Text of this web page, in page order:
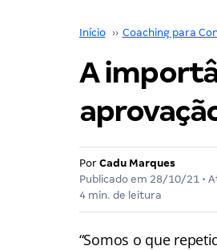
Início ›› Coaching para
A
Por Cadu Marques
Publicado em 28/10/21•
4 min. de leitura
“Somos o que